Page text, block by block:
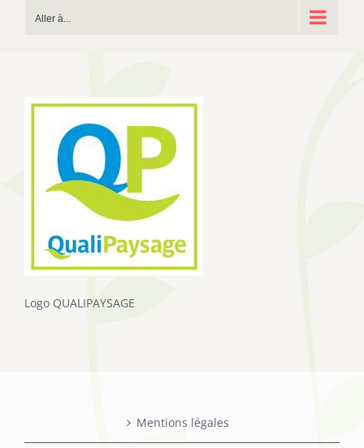
Aller à...
Logo QUALIPAYSAGE
Mentions légales